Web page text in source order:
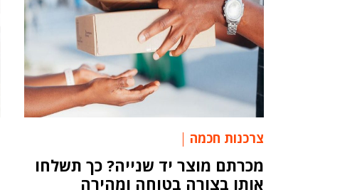
צרכנות חכמה
מכרתם מוצר יד שנייה? כך תשלחו
אותו בצורה בטוחה ומהירה